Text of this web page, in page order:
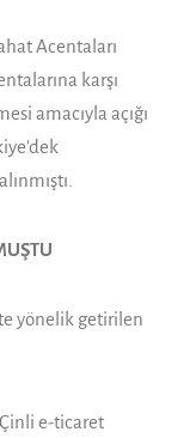
Acentaları
karşı
amacıyla açığı
yönelik getirilen
e-ticaret